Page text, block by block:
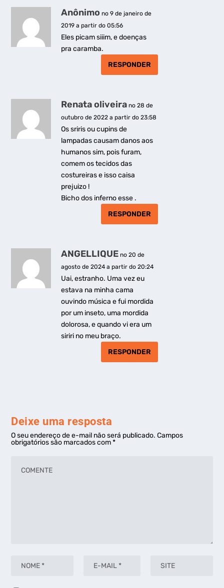
Anônimo no 9 de janeiro de
2019 a partir do 05:56
Eles picam siiim, e doenças
pra caramba.
RESPONDER
Renata oliveira no 28 de
outubro de 2022 a partir do 23:58
Os sriris ou cupins de
lampadas causam danos aos
humanos sim, pois furam,
comem os tecidos das
costureiras e isso caisa
prejuizo !
Bicho dos inferno esse .
RESPONDER
ANGELLIQUE no 20 de
agosto de 2024 a partir do 20:24
Uai, estranho. Uma vez eu
estava na minha cama
ouvindo música e fui mordida
por um inseto, uma mordida
dolorosa, e quando vi era um
siriri no meu braço.
RESPONDER
Deixe uma resposta
O seu endereço de e-mail não será publicado. Campos
obrigatórios são marcados com*